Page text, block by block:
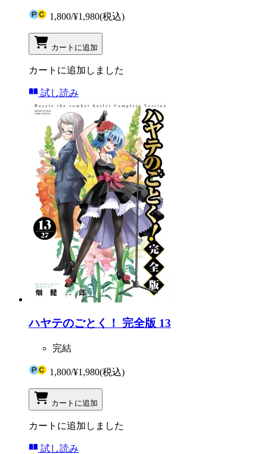
1,800/¥1,980(税込)
カートに追加
カートに追加しました
試し読み
ハヤテのごとく！ 完全版 13
完結
1,800/¥1,980(税込)
カートに追加
カートに追加しました
試し読み